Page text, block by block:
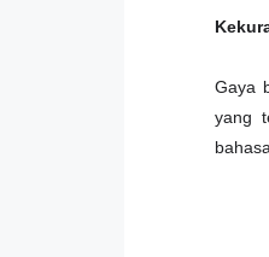
Gaya
yang